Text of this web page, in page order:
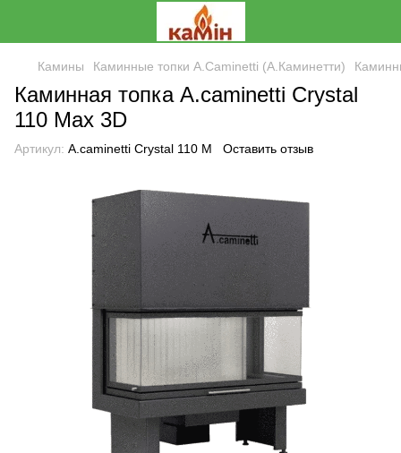
Камины Каминные топки A.Caminetti (А.Каминетти)
Каминная топка A.caminetti Crystal
110 Max 3D
Артикул: A.caminetti Crystal 110 M Оставить отзыв